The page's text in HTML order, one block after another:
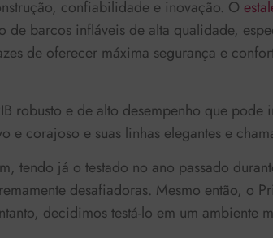
confiabilidade e inovação. O
barcos infláveis de alta qualidade,
de oferecer máxima segurança e
robusto e de alto desempenho que pode
e corajoso e suas linhas elegantes e
tendo já o testado no ano passado
desafiadoras. Mesmo então, o
decidimos testá-lo em um ambiente